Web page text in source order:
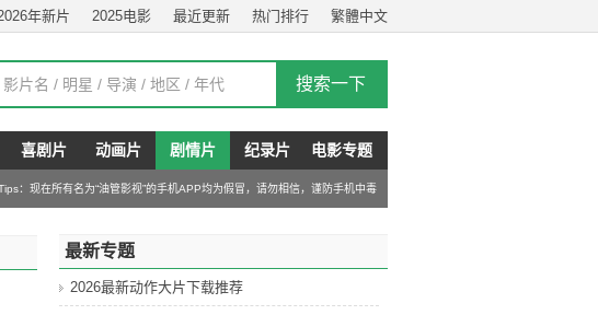
繁體中文
热门排行
最近更新
2025电影
年新片
喜剧片 动画片 剧情片 纪录片 电影专题
：现在所有名为“油管影视”的手机APP均为假冒，请勿相信，谨防手机中毒
最新专题
2026最新动作大片下载推荐